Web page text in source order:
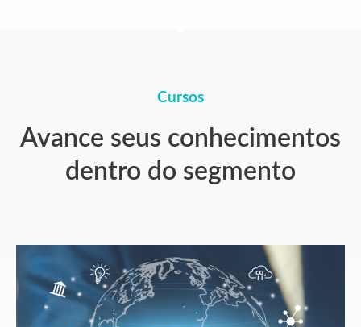
Cursos
Avance seus conhecimentos
dentro do segmento